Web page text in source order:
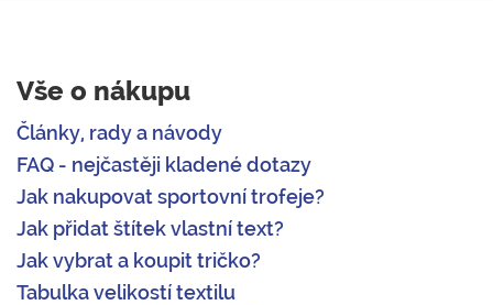
Vše o nákupu
Články, rady a návody
FAQ - nejčastěji kladené dotazy
Jak nakupovat sportovní trofeje?
Jak přidat štítek vlastní text?
Jak vybrat a koupit tričko?
Tabulka velikostí textilu